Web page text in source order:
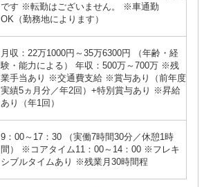
です ※転勤はございません。 ※車通勤
OK（勤務地によります）
月収：22万1000円～35万6300円 （年齢・経
験・能力による） 年収：500万～700万 ※残
業手当あり ※交通費支給 ※賞与あり（前年度
実績5ヵ月分／年2回）+特別賞与あり ※昇給
あり（年1回）
9：00～17：30 （実働7時間30分／休憩1時
間） ※コアタイム11：00～14：00 ※フレキ
シブルタイムあり ※残業月30時間程